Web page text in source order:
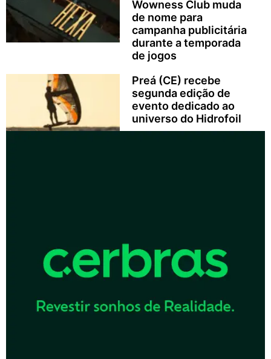
Wowness Club muda
de nome para
campanha publicitária
durante a temporada
de jogos
Preá (CE) recebe
segunda edição de
evento dedicado ao
universo do Hidrofoil